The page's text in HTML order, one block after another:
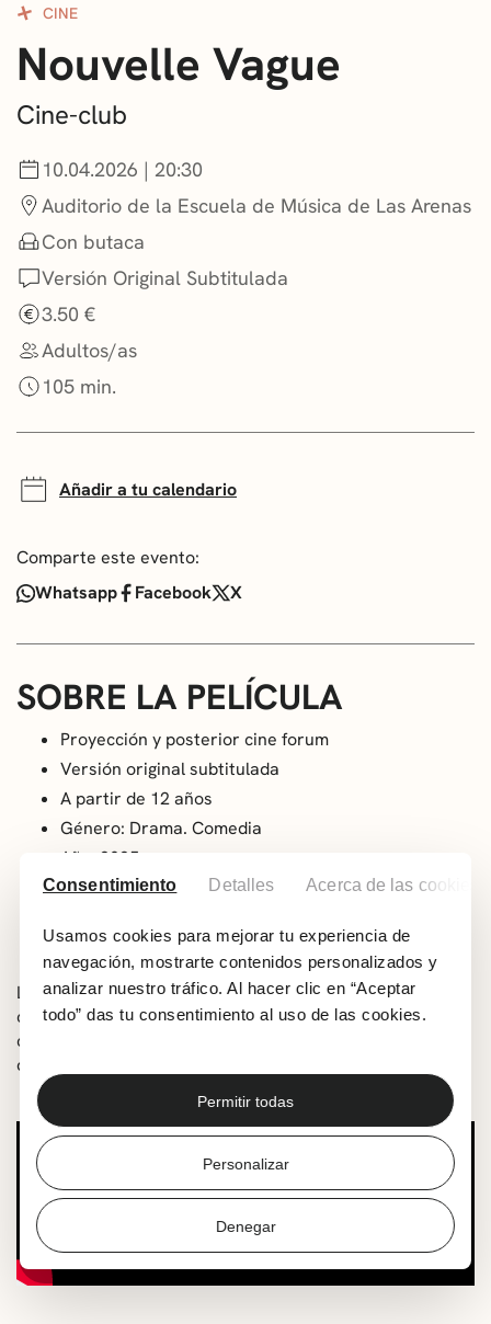
Consentimiento Detalles Acerca de las cookies
Usamos cookies para mejorar tu experiencia de
navegación, mostrarte contenidos personalizados y
analizar nuestro tráfico. Al hacer clic en “Aceptar
todo” das tu consentimiento al uso de las cookies.
Permitir todas
Personalizar
Denegar
NOTICIAS
GETXO KULTURA
ASOCIACIONES CULTURALES
CINE
Nouvelle Vague
Cine-club
10.04.2026 | 20:30
Auditorio de la Escuela de Música de Las Arenas
Con butaca
Versión Original Subtitulada
3.50 €
Adultos/as
105 min.
Añadir a tu calendario
Comparte este evento:
Whatsapp
Facebook X
SOBRE LA PELÍCULA
Proyección y posterior cine forum
Versión original subtitulada
A partir de 12 años
Género: Drama. Comedia
Año: 2025
País: Francia
Dirección: Richard Linklate
La historia detrás de la creación del movimiento
cinematográfico francés conocido como ‘Nouvelle Vague’,
centrándose en la producción de la innovadora película
de Jean-Luc Godard ‘Al final de la escapada’, en 1959.